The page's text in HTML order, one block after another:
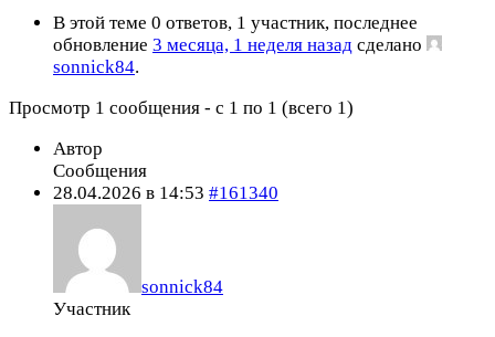
В этой теме 0 ответов, 1 участник, последнее
обновление 3 месяца, 1 неделя назад сделано
sonnick84.
Просмотр 1 сообщения - с 1 по 1 (всего 1)
Автор
Сообщения
28.04.2026 в 14:53 #161340
sonnick84
Участник